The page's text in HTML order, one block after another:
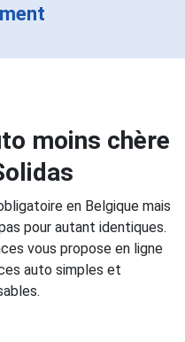
moins chère
en Belgique mais
pour autant identiques.
vous propose en ligne
auto simples et